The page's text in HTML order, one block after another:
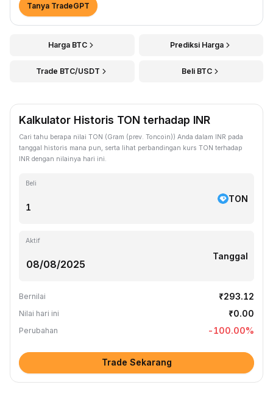
Tanya TradeGPT
Harga BTC Prediksi Harga
Trade BTC/USDT Beli BTC
Kalkulator Historis TON terhadap INR
Cari tahu berapa nilai TON (Gram (prev. Toncoin)) Anda dalam INR pada
tanggal historis mana pun, serta lihat perbandingan kurs TON terhadap
INR dengan nilainya hari ini.
Beli
TON
Aktif
Tanggal
Bernilai ₹293.12
Nilai hari ini ₹0.00
Perubahan -100.00%
Trade Sekarang